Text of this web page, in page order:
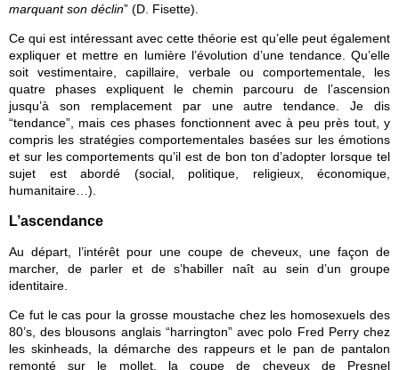
marquant son déclin” (D. Fisette).
Ce qui est intéressant avec cette théorie est qu’elle peut également
expliquer et mettre en lumière l’évolution d’une tendance. Qu’elle
soit vestimentaire, capillaire, verbale ou comportementale, les
quatre phases expliquent le chemin parcouru de l’ascension
jusqu’à son remplacement par une autre tendance. Je dis
“tendance”, mais ces phases fonctionnent avec à peu près tout, y
compris les stratégies comportementales basées sur les émotions
et sur les comportements qu’il est de bon ton d’adopter lorsque tel
sujet est abordé (social, politique, religieux, économique,
humanitaire…).
L’ascendance
Au départ, l’intérêt pour une coupe de cheveux, une façon de
marcher, de parler et de s’habiller naît au sein d’un groupe
identitaire.
Ce fut le cas pour la grosse moustache chez les homosexuels des
80’s, des blousons anglais “harrington” avec polo Fred Perry chez
les skinheads, la démarche des rappeurs et le pan de pantalon
remonté sur le mollet, la coupe de cheveux de Presnel